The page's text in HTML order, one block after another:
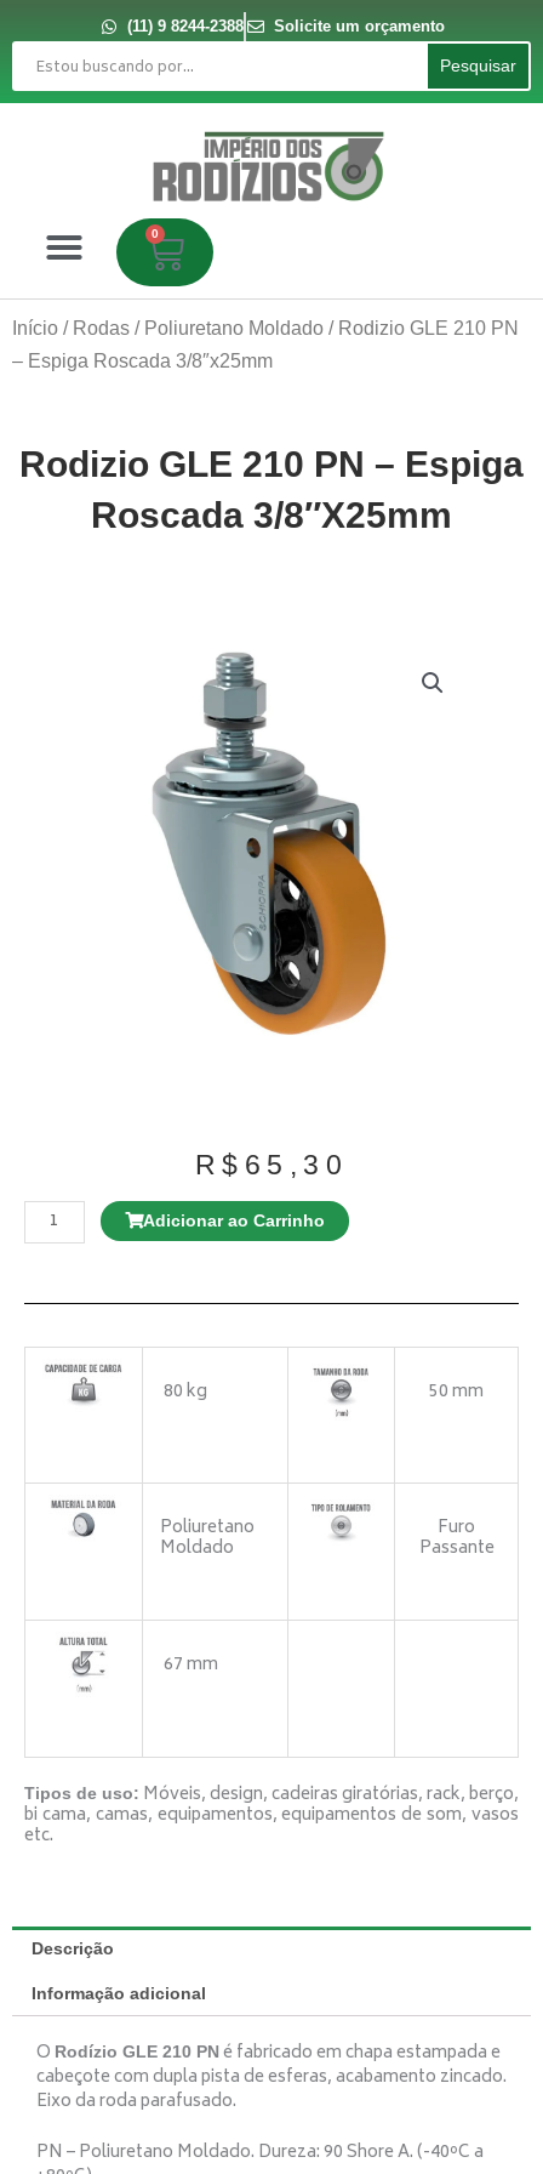
conteúdo
(11) 9 8244-2388
Solicite um orçamento
Pesquisar
Pesquisar
0
Carrinho
Início / Rodas / Poliuretano Moldado / Rodizio GLE 210 PN
– Espiga Roscada 3/8″x25mm
Rodizio GLE 210 PN – Espiga
Roscada 3/8″x25mm
R$ 65,30
Rodízio
Roscada
Adicionar ao Carrinho
80 kg 50 mm
Poliuretano
Moldado
Furo
Passante
67 mm
Tipos de uso: Móveis, design, cadeiras giratórias, rack, berço,
bi cama, camas, equipamentos, equipamentos de som, vasos
etc.
Descrição
Informação adicional
O Rodízio GLE 210 PN é fabricado em chapa estampada e
cabeçote com dupla pista de esferas, acabamento zincado.
Eixo da roda parafusado.
PN – Poliuretano Moldado. Dureza: 90 Shore A. (-40ºC a